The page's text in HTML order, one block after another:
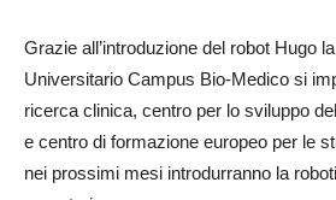
Grazie all’introduzione del robot Hugo
Universitario Campus Bio-Medico si
ricerca clinica, centro per lo sviluppo
e centro di formazione europeo per le
nei prossimi mesi introdurranno la